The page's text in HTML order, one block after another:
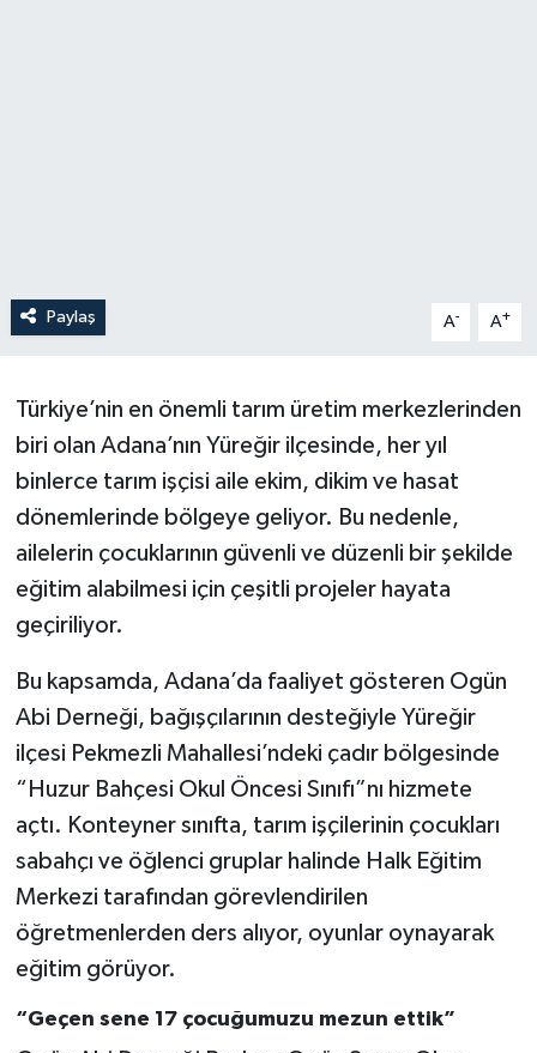
Paylaş A- A+
Türkiye’nin en önemli tarım üretim merkezlerinden
biri olan Adana’nın Yüreğir ilçesinde, her yıl
binlerce tarım işçisi aile ekim, dikim ve hasat
dönemlerinde bölgeye geliyor. Bu nedenle,
ailelerin çocuklarının güvenli ve düzenli bir şekilde
eğitim alabilmesi için çeşitli projeler hayata
geçiriliyor.
Bu kapsamda, Adana’da faaliyet gösteren Ogün
Abi Derneği, bağışçılarının desteğiyle Yüreğir
ilçesi Pekmezli Mahallesi’ndeki çadır bölgesinde
“Huzur Bahçesi Okul Öncesi Sınıfı”nı hizmete
açtı. Konteyner sınıfta, tarım işçilerinin çocukları
sabahçı ve öğlenci gruplar halinde Halk Eğitim
Merkezi tarafından görevlendirilen
öğretmenlerden ders alıyor, oyunlar oynayarak
eğitim görüyor.
“Geçen sene 17 çocuğumuzu mezun ettik”